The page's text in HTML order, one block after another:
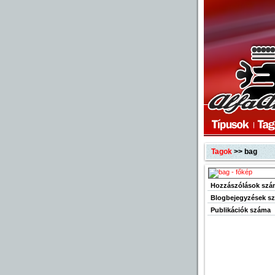
Tagok>> bag
Hozzászólások
Blogbejegyzések
Publikációk száma